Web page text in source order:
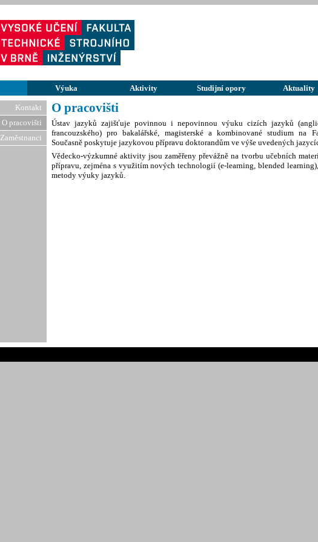
Výuka Aktivity Studijní opory Aktuality
Kontakt
O pracovišti
Zaměstnanci
O pracovišti
Ústav jazyků zajišťuje povinnou i nepovinnou výuku cizích jazyků
francouzského) pro bakalářské, magisterské a kombinované studium na
Současně poskytuje jazykovou přípravu doktorandům ve výše uvedených
Vědecko-výzkumné aktivity jsou zaměřeny převážně na tvorbu učebních
přípravu, zejména s využitím nových technologií (e-learning, blended
metody výuky jazyků.